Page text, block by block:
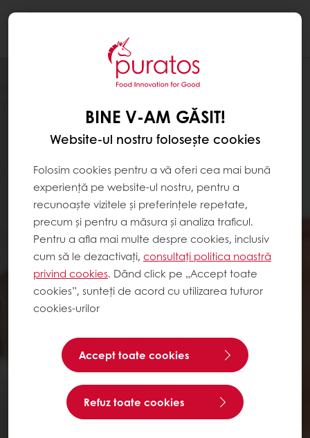
BINE V-AM GĂSIT!
Website-ul nostru folosește cookies
Folosim cookies pentru a vă oferi cea mai bună
experiență pe website-ul nostru, pentru a
recunoaște vizitele și preferințele repetate,
precum și pentru a măsura și analiza traficul.
Pentru a afla mai multe despre cookies, inclusiv
cum să le dezactivați, consultați politica noastră
privind cookies. Dând click pe „Accept toate
cookies”, sunteți de acord cu utilizarea tuturor
cookies-urilor
Accept toate cookies
Refuz toate cookies